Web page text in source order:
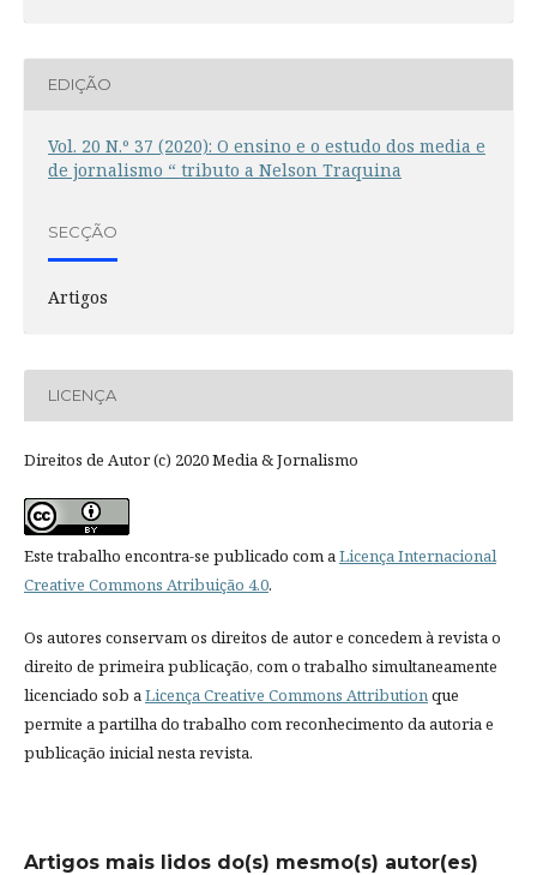
EDIÇÃO
Vol. 20 N.º 37 (2020): O ensino e o estudo dos media e
de jornalismo “ tributo a Nelson Traquina
SECÇÃO
Artigos
LICENÇA
Direitos de Autor (c) 2020 Media & Jornalismo
Este trabalho encontra-se publicado com aLicença Internacional
Creative Commons Atribuição 4.0.
Os autores conservam os direitos de autor e concedem à revista o
direito de primeira publicação, com o trabalho simultaneamente
licenciado sob aLicença Creative Commons Attributionque
permite a partilha do trabalho com reconhecimento da autoria e
publicação inicial nesta revista.
Artigos mais lidos do(s) mesmo(s) autor(es)